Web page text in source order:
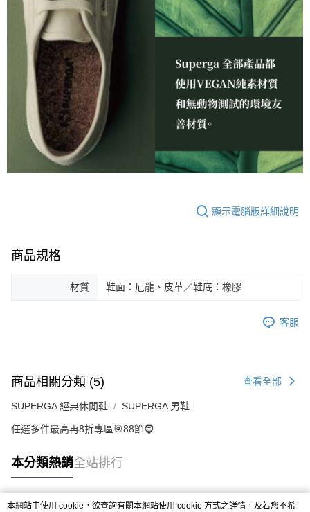
顯示電腦版詳細說明
商品規格
材質 鞋面：尼龍、皮革／鞋底：橡膠
客服
商品相關分類 (5) 查看全部
SUPERGA 經典休閒鞋 SUPERGA 男鞋
任選多件最高再8折專區🎯88節🧔
本分類熱銷全站排行
本網站中使用 cookie，欲查詢有關本網站使用 cookie 方式之詳情，及若您不希